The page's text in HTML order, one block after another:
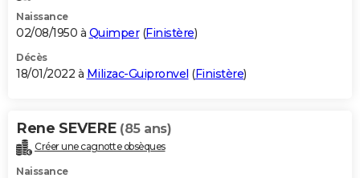
Naissance
02/08/1950 à Quimper(Finistère)
Décès
18/01/2022 à Milizac-Guipronvel (Finistère)
Rene SEVERE (85 ans)
Créer une cagnotte obsèques
Naissance